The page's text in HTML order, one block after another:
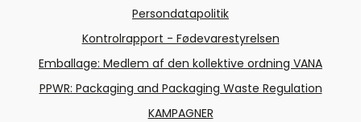
Persondatapolitik
Kontrolrapport - Fødevarestyrelsen
Emballage: Medlem af den kollektive ordning VANA
PPWR: Packaging and Packaging Waste Regulation
KAMPAGNER